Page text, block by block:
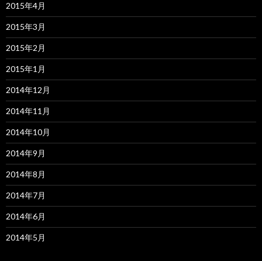
2015年4月
2015年3月
2015年2月
2015年1月
2014年12月
2014年11月
2014年10月
2014年9月
2014年8月
2014年7月
2014年6月
2014年5月